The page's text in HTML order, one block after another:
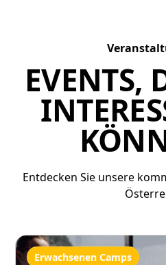
EVENTS,
Entdecken Sie unsere
Erwachsenen Camps